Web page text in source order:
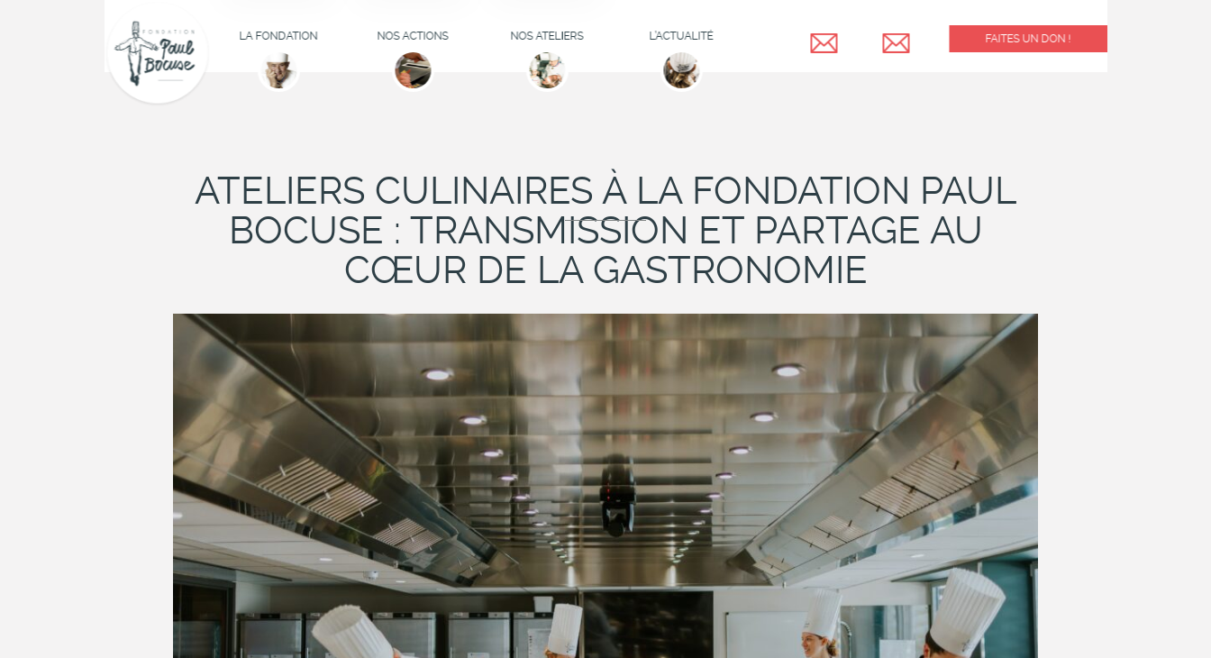
LA FONDATION
LES MEMBRES DU
CONSEIL
ILS TÉMOIGNENT
NOS ACTIONS
CULINAIRE
FORMATION
BOURSES D'ÉTUDE
DÉFIBRILLATEURS
LIFEAZ
(RE)INSERTION
NOS ATELIERS
LISTE D'ATTENTE
DES ATELIERS
LEURS AVIS
ATELIERS
CULINAIRES POUR
ENTREPRISES
L’ACTUALITÉ FAITES UN DON !
ATELIERS CULINAIRES À LA FONDATION PAUL
BOCUSE : TRANSMISSION ET PARTAGE AU
CŒUR DE LA GASTRONOMIE